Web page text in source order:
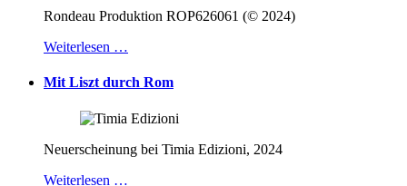
Rondeau Produktion ROP626061 (© 2024)
Weiterlesen …
Mit Liszt durch Rom
Neuerscheinung bei Timia Edizioni, 2024
Weiterlesen …